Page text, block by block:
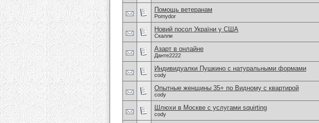
Помощь ветеранам
Pomydor
Новий посол України у США
Скалли
Азарт в онлайне
Данте2222
Индивидуалки Пушкино с натуральными формами
cody
Опытные женщины 35+ по Видному с квартирой
cody
Шлюхи в Москве с услугами squirting
cody